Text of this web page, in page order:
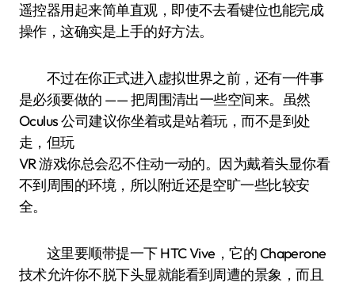
遥控器用起来简单直观，即使不去看键位也能完成
操作，这确实是上手的好方法。
不过在你正式进入虚拟世界之前，还有一件事
是必须要做的 —— 把周围清出一些空间来。虽然
Oculus 公司建议你坐着或是站着玩，而不是到处
走，但玩
VR 游戏你总会忍不住动一动的。因为戴着头显你看
不到周围的环境，所以附近还是空旷一些比较安
全。
这里要顺带提一下 HTC Vive，它的 Chaperone
技术允许你不脱下头显就能看到周遭的景象，而且